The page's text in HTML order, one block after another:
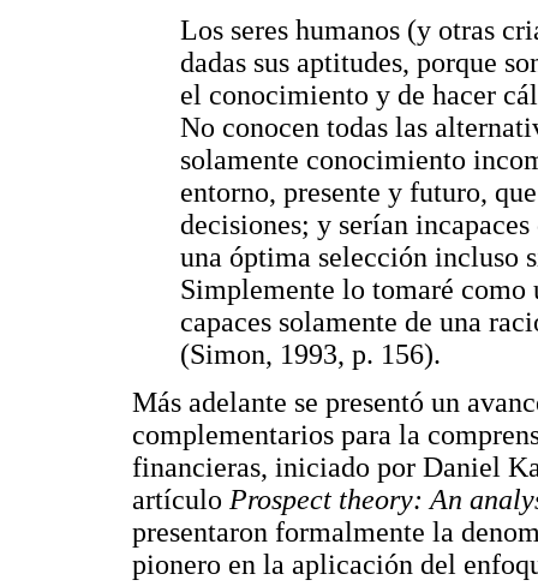
Los seres humanos (y otras
dadas sus aptitudes, porque
el conocimiento y de hacer
No conocen todas las
solamente conocimiento
entorno, presente y futuro,
decisiones; y serían
una óptima selección incluso
Simplemente lo tomaré como
capaces solamente de una
(Simon, 1993, p. 156).
Más adelante se presentó un
complementarios para la
financieras, iniciado por Daniel
artículo Prospect theory: An
presentaron formalmente la
pionero en la aplicación del